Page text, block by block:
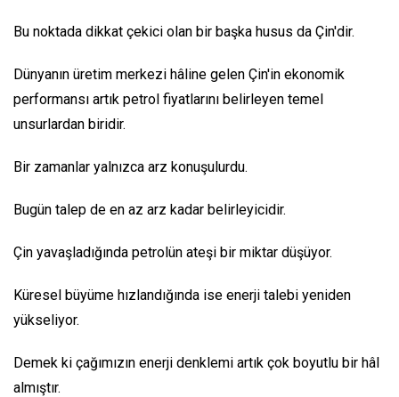
Bu noktada dikkat çekici olan bir başka husus da Çin'dir.
Dünyanın üretim merkezi hâline gelen Çin'in ekonomik
performansı artık petrol fiyatlarını belirleyen temel
unsurlardan biridir.
Bir zamanlar yalnızca arz konuşulurdu.
Bugün talep de en az arz kadar belirleyicidir.
Çin yavaşladığında petrolün ateşi bir miktar düşüyor.
Küresel büyüme hızlandığında ise enerji talebi yeniden
yükseliyor.
Demek ki çağımızın enerji denklemi artık çok boyutlu bir hâl
almıştır.